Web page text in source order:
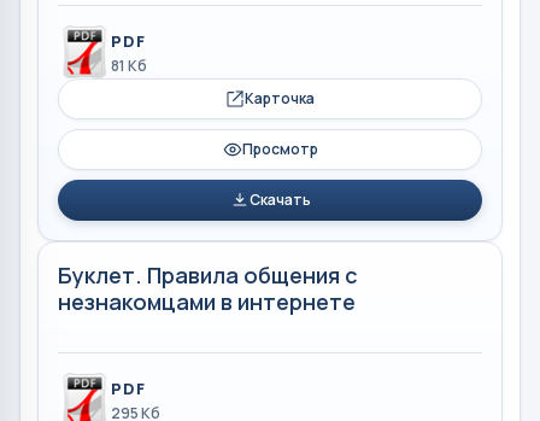
PDF
81 Кб
Карточка
Просмотр
Скачать
Буклет. Правила общения с
незнакомцами в интернете
PDF
295 Кб